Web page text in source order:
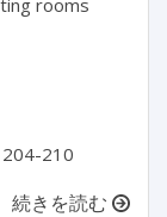
210
続きを読む